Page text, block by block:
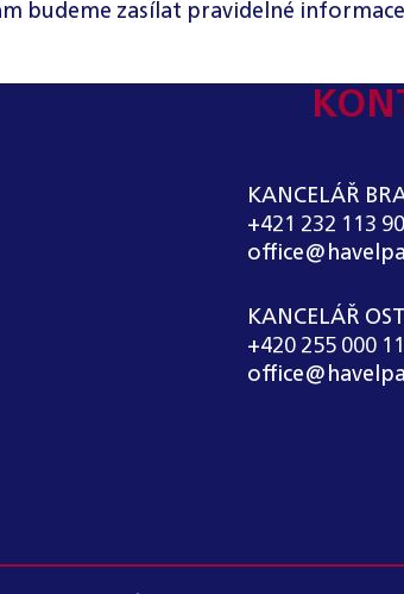
budeme zasílat pravidelné
KANCELÁŘ
+421 232 113
KANCELÁŘ
+420 255 000